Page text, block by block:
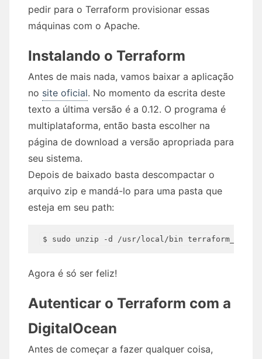
pedir para o Terraform provisionar essas
máquinas com o Apache.
Instalando o Terraform
Antes de mais nada, vamos baixar a aplicação
no site oficial. No momento da escrita deste
texto a última versão é a 0.12. O programa é
multiplataforma, então basta escolher na
página de download a versão apropriada para
seu sistema.
Depois de baixado basta descompactar o
arquivo zip e mandá-lo para uma pasta que
esteja em seu path:
Agora é só ser feliz!
Autenticar o Terraform com a
DigitalOcean
Antes de começar a fazer qualquer coisa,